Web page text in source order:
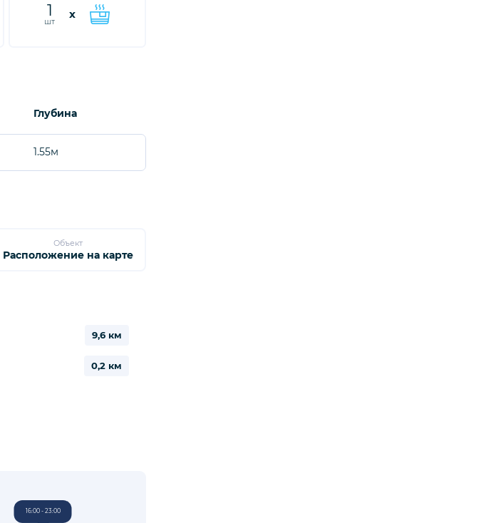
1
шт
x
Глубина
1.55м
Объект
Расположение на карте
9,6 км
0,2 км
16:00 - 23:00